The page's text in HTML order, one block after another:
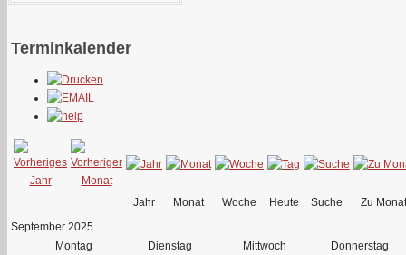
Terminkalender
Jahr Monat Woche Heute Suche
Zu Monat
September 2025
Montag
Dienstag Mittwoch
Donnerstag